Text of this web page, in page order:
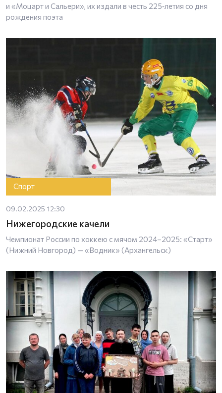
и «Моцарт и Сальери», их издали в честь 225‑летия со дня
рождения поэта
Спорт
09.02.2025 12:30
Нижегородские качели
Чемпионат России по хоккею с мячом 2024–2025: «Старт»
(Нижний Новгород) — «Водник» (Архангельск)